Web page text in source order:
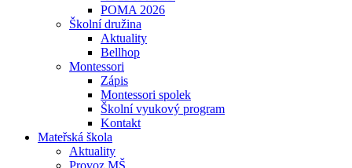
POMA 2026
Školní družina
Aktuality
Bellhop
Montessori
Zápis
Montessori spolek
Školní vyukový program
Kontakt
Mateřská škola
Aktuality
Provoz MŠ